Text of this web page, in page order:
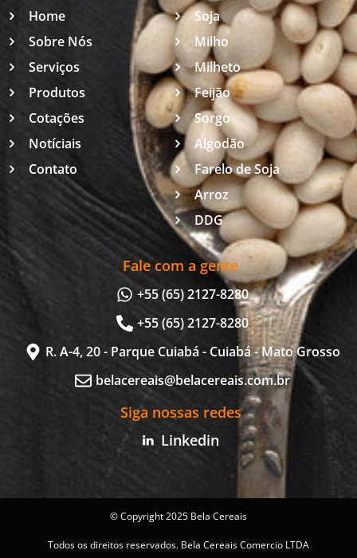
Home
Sobre Nós
Serviços
Produtos
Cotações
Notíciais
Contato
Soja
Milho
Milheto
Feijão
Sorgo
Algodão
Farelo de Soja
Arroz
DDG
Fale com a gente
+55 (65) 2127-8280
+55 (65) 2127-8280
R. A-4, 20 - Parque Cuiabá - Cuiabá - Mato Grosso
belacereais@belacereais.com.br
Siga nossas redes
Linkedin
© Copyright 2025 Bela Cereais
Todos os direitos reservados. Bela Cereais Comercio LTDA